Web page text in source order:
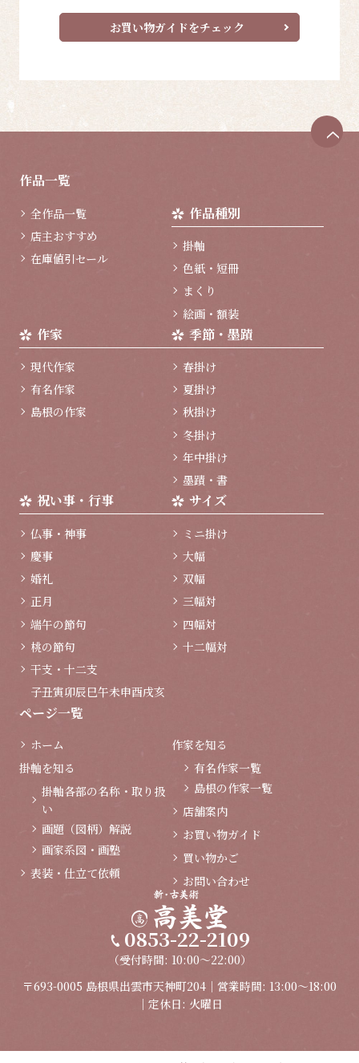
お買い物ガイドをチェック
作品一覧
全作品一覧
店主おすすめ
在庫値引セール
作品種別
掛軸
色紙・短冊
まくり
絵画・額装
作家
現代作家
有名作家
島根の作家
季節・墨蹟
春掛け
夏掛け
秋掛け
冬掛け
年中掛け
墨蹟・書
祝い事・行事
仏事・神事
慶事
婚礼
正月
端午の節句
桃の節句
干支・十二支
子丑寅卯辰巳午未申酉戌亥
サイズ
ミニ掛け
大幅
双幅
三幅対
四幅対
十二幅対
ページ一覧
ホーム
掛軸を知る
掛軸各部の名称・取り扱
い
画題（図柄）解説
画家系図・画塾
表装・仕立て依頼
作家を知る
有名作家一覧
島根の作家一覧
店舗案内
お買い物ガイド
買い物かご
お問い合わせ
0853-22-2109
（受付時間: 10:00～22:00）
〒693-0005 島根県出雲市天神町204｜営業時間: 13:00～18:00
｜定休日: 火曜日
ペ